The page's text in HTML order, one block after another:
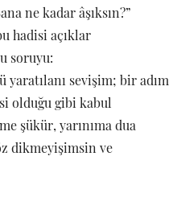
ne kadar âşıksın?”
hadisi açıklar
soruyu:
yaratılanı sevişim; bir adım
olduğu gibi kabul
şükür, yarınıma dua
dikmeyişimsin ve